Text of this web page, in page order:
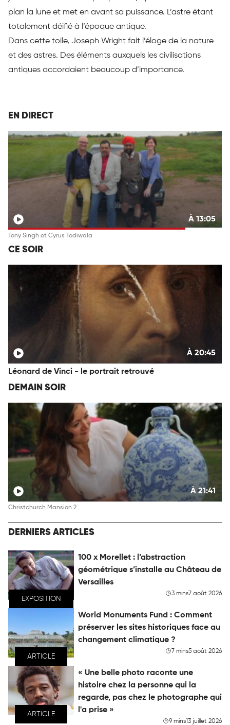
plan la lune et met en avant sa puissance. L’astre étant
totalement déifié à l’époque antique.
Dans cette toile, Joseph Wright fait l’éloge de la nature
et des astres. Des éléments auxquels les civilisations
antiques accordaient beaucoup d’importance.
EN DIRECT
À 13:05
Tony Singh et Cyrus Todiwala
CE SOIR
À 20:45
Léonard de Vinci - le portrait retrouvé
DEMAIN SOIR
À 21:41
Christchurch Mansion 2
DERNIERS ARTICLES
EXPOSITION
100 x Morellet : l’abstraction
géométrique s’installe au Château de
Versailles
3 mins7 août 2026
ARTICLE
World Monuments Fund : Comment
préserver les sites historiques face au
changement climatique ?
7 mins5 août 2026
ARTICLE
« Une belle photo raconte une
histoire chez la personne qui la
regarde, pas chez le photographe qui
l'a prise »
9 mins13 juillet 2026